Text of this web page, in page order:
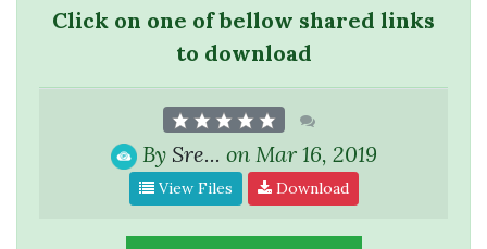
Click on one of bellow shared links
to download
By Sre... on Mar 16, 2019
View Files Download